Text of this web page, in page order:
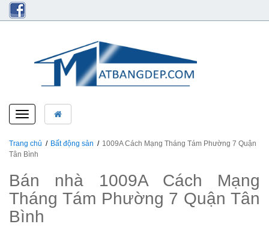
Toggle
navigation
Trang chủ Bất động sản
1009A Cách Mạng Tháng Tám Phường 7 Quận
Tân Bình
Bán nhà 1009A Cách Mạng
Tháng Tám Phường 7 Quận Tân
Bình